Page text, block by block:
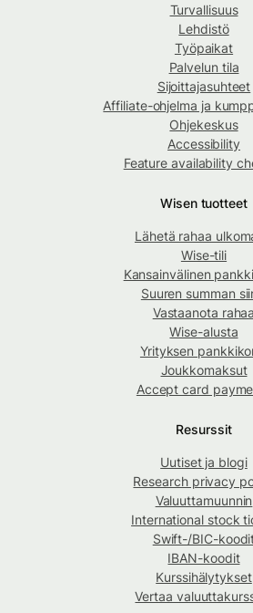
Turvallisuus
Lehdistö
Työpaikat
Palvelun tila
Sijoittajasuhteet
Affiliate-ohjelma ja
Ohjekeskus
Accessibility
Feature availability
Wisen tuotteet
Lähetä rahaa
Wise-tili
Kansainvälinen
Suuren summan
Vastaanota rahaa
Wise-alusta
Yrityksen
Joukkomaksut
Accept card
Resurssit
Uutiset ja blogi
Research privacy
Valuuttamuunnin
International stock
Swift-/BIC-
IBAN-koodit
Kurssihälytykset
Vertaa